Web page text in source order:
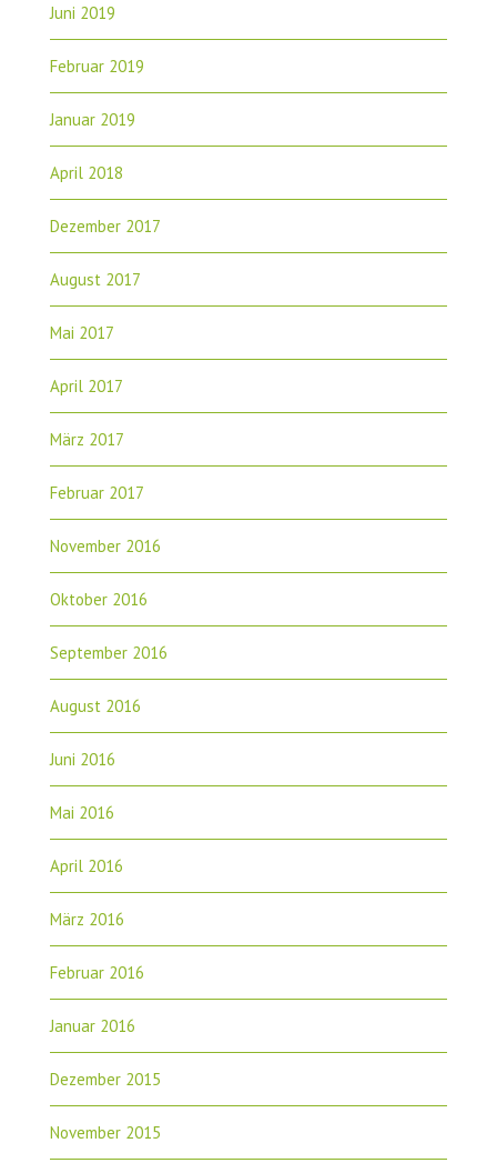
Juni 2019
Februar 2019
Januar 2019
April 2018
Dezember 2017
August 2017
Mai 2017
April 2017
März 2017
Februar 2017
November 2016
Oktober 2016
September 2016
August 2016
Juni 2016
Mai 2016
April 2016
März 2016
Februar 2016
Januar 2016
Dezember 2015
November 2015